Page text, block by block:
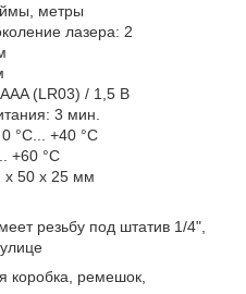
метры
лазера: 2
(LR03) / 1,5 В
3 мин.
°C... +40 °C
+60 °C
х 50 х 25 мм
резьбу под штатив 1/4",
коробка, ремешок,